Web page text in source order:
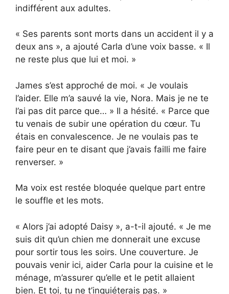
indifférent aux adultes.
« Ses parents sont morts dans un accident il y a
deux ans », a ajouté Carla d’une voix basse. « Il
ne reste plus que lui et moi. »
James s’est approché de moi. « Je voulais
l’aider. Elle m’a sauvé la vie, Nora. Mais je ne te
l’ai pas dit parce que… » Il a hésité. « Parce que
tu venais de subir une opération du cœur. Tu
étais en convalescence. Je ne voulais pas te
faire peur en te disant que j’avais failli me faire
renverser. »
Ma voix est restée bloquée quelque part entre
le souffle et les mots.
« Alors j’ai adopté Daisy », a-t-il ajouté. « Je me
suis dit qu’un chien me donnerait une excuse
pour sortir tous les soirs. Une couverture. Je
pouvais venir ici, aider Carla pour la cuisine et le
ménage, m’assurer qu’elle et le petit allaient
bien. Et toi, tu ne t’inquiéterais pas. »